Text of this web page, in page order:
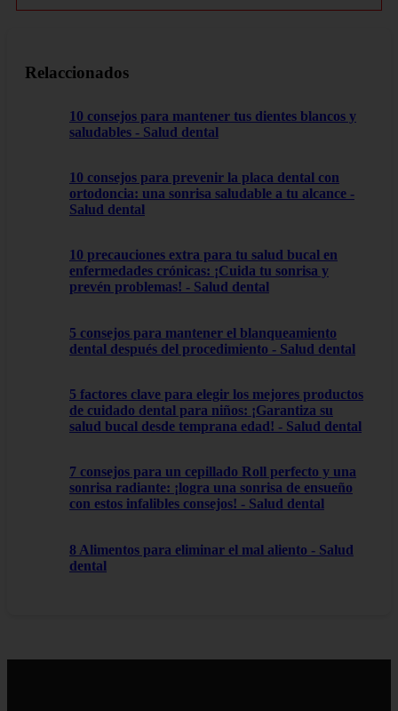
Relaccionados
10 consejos para mantener tus dientes blancos y
saludables - Salud dental
10 consejos para prevenir la placa dental con
ortodoncia: una sonrisa saludable a tu alcance -
Salud dental
10 precauciones extra para tu salud bucal en
enfermedades crónicas: ¡Cuida tu sonrisa y
prevén problemas! - Salud dental
5 consejos para mantener el blanqueamiento
dental después del procedimiento - Salud dental
5 factores clave para elegir los mejores productos
de cuidado dental para niños: ¡Garantiza su
salud bucal desde temprana edad! - Salud dental
7 consejos para un cepillado Roll perfecto y una
sonrisa radiante: ¡logra una sonrisa de ensueño
con estos infalibles consejos! - Salud dental
8 Alimentos para eliminar el mal aliento - Salud
dental